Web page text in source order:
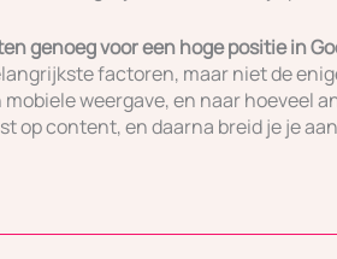
genoeg voor een hoge positie in
factoren, maar niet de
weergave, en naar hoeveel
op content, en daarna breid je je